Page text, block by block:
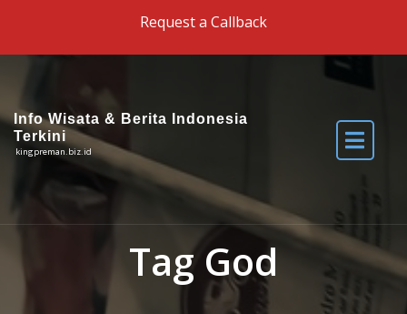
Request a Callback
Info Wisata & Berita Indonesia
Terkini
kingpreman.biz.id
Tag God